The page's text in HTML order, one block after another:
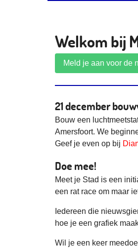
Welkom bij
Meld je aan voor de
21 december
Bouw een
Amersfoort. We
Geef je even op bij
Doe mee!
Meet je Stad is een
een rat race om maar
Iedereen die
hoe je een grafiek
Wil je een keer